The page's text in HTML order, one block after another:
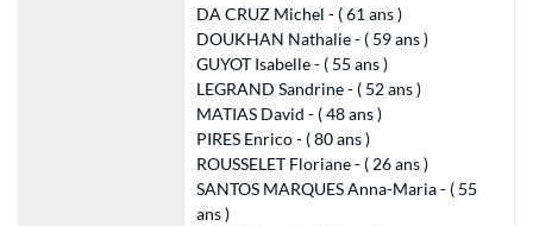
DA CRUZ Michel - ( 61 ans )
DOUKHAN Nathalie - ( 59 ans )
GUYOT Isabelle - ( 55 ans )
LEGRAND Sandrine - ( 52 ans )
MATIAS David - ( 48 ans )
PIRES Enrico - ( 80 ans )
ROUSSELET Floriane - ( 26 ans )
SANTOS MARQUES Anna-Maria - ( 55
ans )